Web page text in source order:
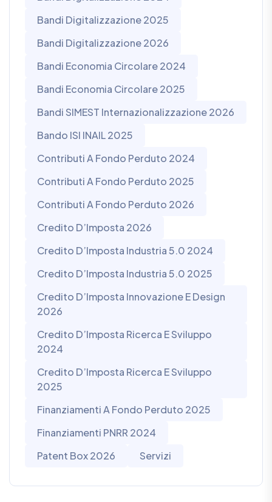
Bandi Digitalizzazione 2025
Bandi Digitalizzazione 2026
Bandi Economia Circolare 2024
Bandi Economia Circolare 2025
Bandi SIMEST Internazionalizzazione 2026
Bando ISI INAIL 2025
Contributi A Fondo Perduto 2024
Contributi A Fondo Perduto 2025
Contributi A Fondo Perduto 2026
Credito D’Imposta 2026
Credito D’Imposta Industria 5.0 2024
Credito D’Imposta Industria 5.0 2025
Credito D’Imposta Innovazione E Design
2026
Credito D’Imposta Ricerca E Sviluppo
2024
Credito D’Imposta Ricerca E Sviluppo
2025
Finanziamenti A Fondo Perduto 2025
Finanziamenti PNRR 2024
Patent Box 2026
Servizi